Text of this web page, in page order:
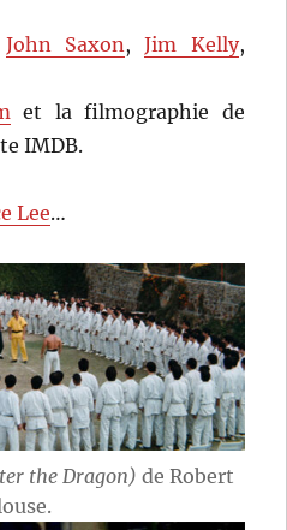
John Saxon,Jim Kelly,
et la filmographie de
IMDB.
Lee…
the Dragon) de Robert